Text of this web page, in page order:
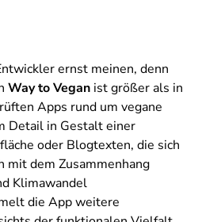
ernst meinen, denn
Way to Vegan ist größer als in
Apps rund um vegane
Detail in Gestalt einer
oder Blogtexten, die sich
mit dem Zusammenhang
Klimawandel
die App weitere